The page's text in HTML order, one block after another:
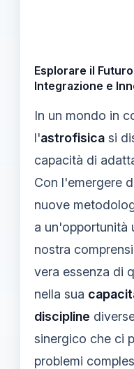
Esplorare il
Integrazione e
In un mondo in
l'astrofisica si
capacità di
Con l'emergere
nuove
a un'opportunità
nostra
vera essenza di
nella sua
discipline
sinergico che ci
problemi